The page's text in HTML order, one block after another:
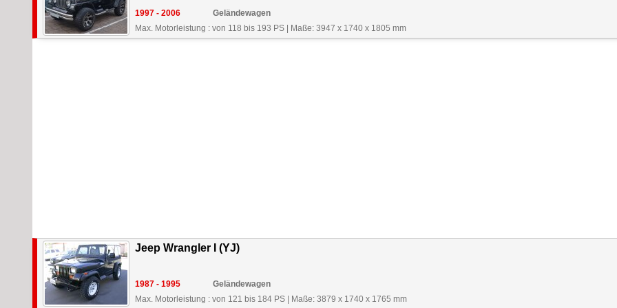
1997 - 2006
Geländewagen
Max. Motorleistung : von 118 bis 193 PS
Maße: 3947 x 1740 x 1805 mm
Jeep Wrangler I (YJ)
1987 - 1995
Geländewagen
Max. Motorleistung : von 121 bis 184 PS
Maße: 3879 x 1740 x 1765 mm